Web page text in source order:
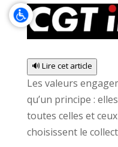
🔊 Lire cet article
Les valeurs
qu’un principe :
toutes celles et
choisissent le